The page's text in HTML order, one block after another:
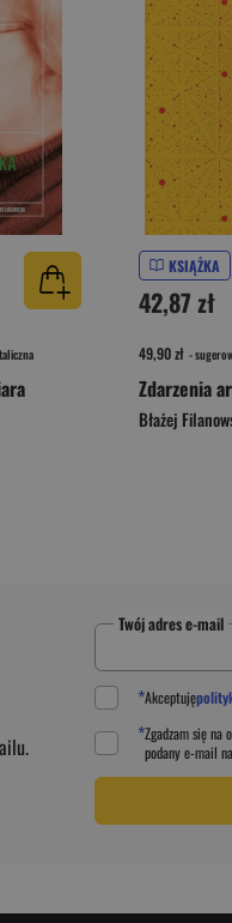
KSIĄŻKA
42,87 zł
49,90 zł -
Błażej
Twój adres e-mail
*Akceptuję
*Zgadzam się
podanye-mail